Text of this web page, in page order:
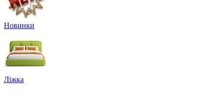
Новинки
Ліжка